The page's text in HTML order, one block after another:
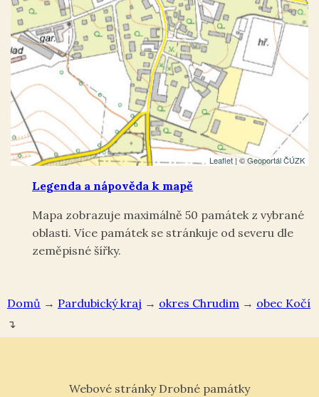
Domů → Pardubický kraj → okres Chrudim → Kočí
↴
Leaflet| ©Geoportál ČÚZK
Legenda a nápověda k mapě
Mapa zobrazuje maximálně 50 památek z vybrané
oblasti. Více památek se stránkuje od severu dle
zeměpisné šířky.
Webové stránky Drobné památky